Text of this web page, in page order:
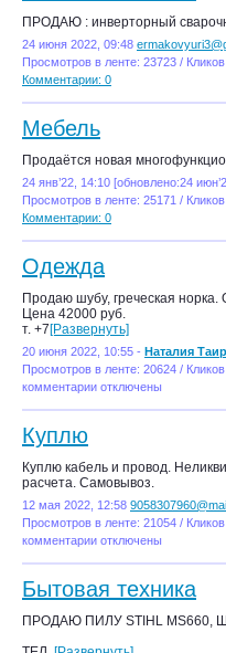
ПРОДАЮ : инверторный
24 июня 2022, 09:48
Просмотров в ленте: 23723 /
Комментарии: 0
Мебель
Продаётся новая
24 янв’22, 14:10 [обновлено:24
Просмотров в ленте: 25171 /
Комментарии: 0
Одежда
Продаю шубу, греческая
Цена 42000 руб.
т. +7[Развернуть]
20 июня 2022, 10:55 - Наталия
Просмотров в ленте: 20624 /
комментарии отключены
Куплю
Куплю кабель и провод.
расчета. Самовывоз.
12 мая 2022, 12:58
Просмотров в ленте: 21054 /
комментарии отключены
Бытовая техника
ПРОДАЮ ПИЛУ STIHL MS660,